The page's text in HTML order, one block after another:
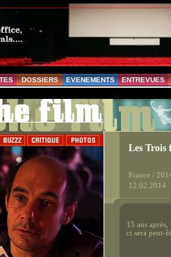
DOSSIERS EVENEMENTS ENTREVUES
Les Trois
France /
12.02.2014
15 ans
ci sera peut-